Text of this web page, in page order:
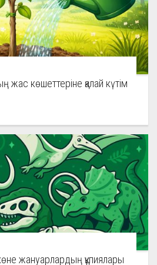
жас көшеттеріне қалай күтім
жануарлардың құпиялары